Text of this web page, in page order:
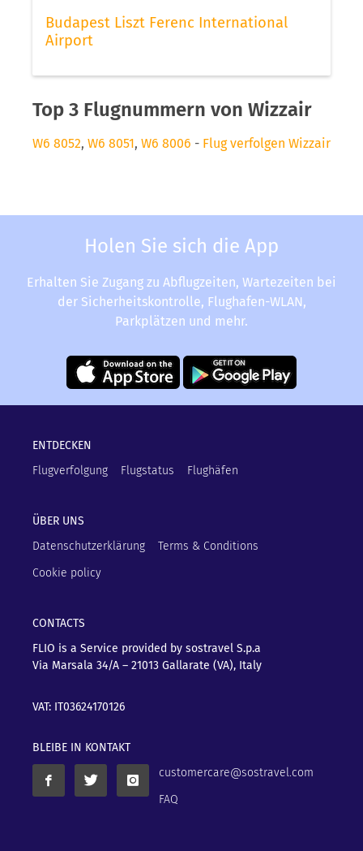
Budapest Liszt Ferenc International
Airport
Top 3 Flugnummern von Wizzair
W6 8052, W6 8051, W6 8006 - Flug verfolgen Wizzair
Holen Sie sich die App
Erhalten Sie Zugang zu Abflugzeiten, Wartezeiten bei
der Sicherheitskontrolle, Flughafen-WLAN,
Parkplätzen und mehr.
ENTDECKEN
Flugverfolgung
Flugstatus Flughäfen
ÜBER UNS
Datenschutzerklärung
Terms & Conditions
Cookie policy
CONTACTS
FLIO is a Service provided by sostravel S.p.a
Via Marsala 34/A – 21013 Gallarate (VA), Italy
VAT: IT03624170126
BLEIBE IN KONTAKT
customercare@sostravel.com
FAQ